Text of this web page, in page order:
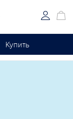
Купить